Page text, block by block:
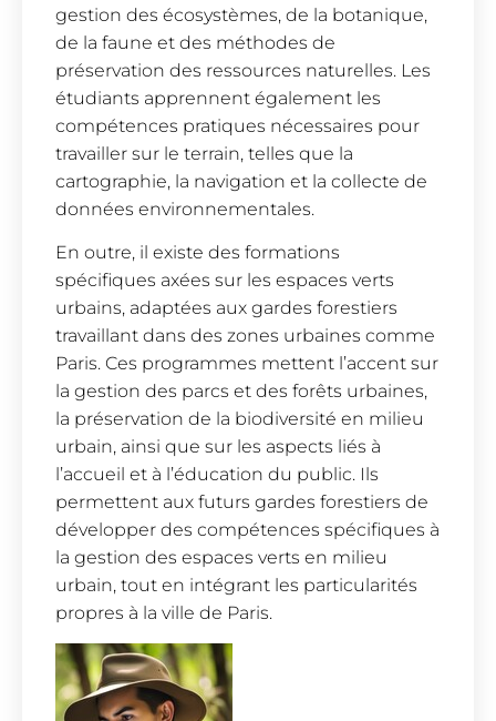
gestion des écosystèmes, de la botanique,
de la faune et des méthodes de
préservation des ressources naturelles. Les
étudiants apprennent également les
compétences pratiques nécessaires pour
travailler sur le terrain, telles que la
cartographie, la navigation et la collecte de
données environnementales.
En outre, il existe des formations
spécifiques axées sur les espaces verts
urbains, adaptées aux gardes forestiers
travaillant dans des zones urbaines comme
Paris. Ces programmes mettent l’accent sur
la gestion des parcs et des forêts urbaines,
la préservation de la biodiversité en milieu
urbain, ainsi que sur les aspects liés à
l’accueil et à l’éducation du public. Ils
permettent aux futurs gardes forestiers de
développer des compétences spécifiques à
la gestion des espaces verts en milieu
urbain, tout en intégrant les particularités
propres à la ville de Paris.